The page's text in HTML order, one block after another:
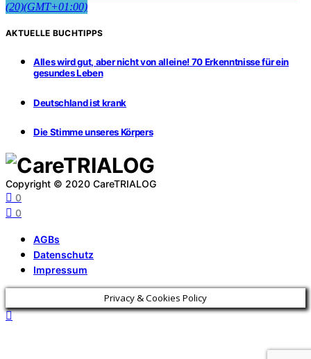
(20)(GMT+01:00)
AKTUELLE BUCHTIPPS
Alles wird gut, aber nicht von alleine! 70 Erkenntnisse für ein
gesundes Leben
Deutschland ist krank
Die Stimme unseres Körpers
Copyright © 2020 CareTRIALOG
0
0
AGBs
Datenschutz
Impressum
Privacy & Cookies Policy